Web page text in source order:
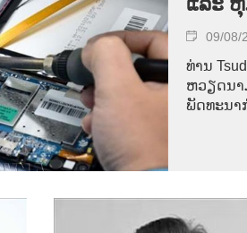
09/08/
ທ່ານ
ຫວຽດນາ
ພັດທະນາ